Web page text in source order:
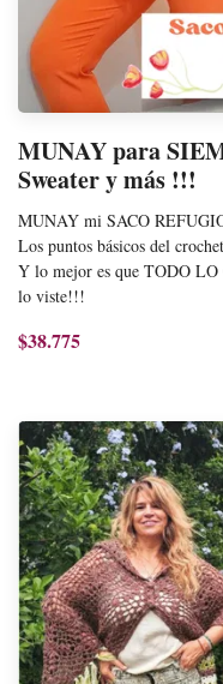
MUNAY para
Sweater y más !!!
MUNAY mi SACO
Los puntos básicos del
Y lo mejor es que TODO
lo viste!!!
$38.775